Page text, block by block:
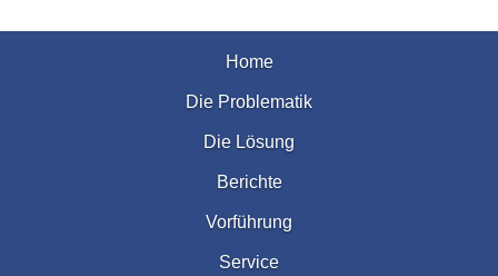
Home
Die Problematik
Die Lösung
Berichte
Vorführung
Service